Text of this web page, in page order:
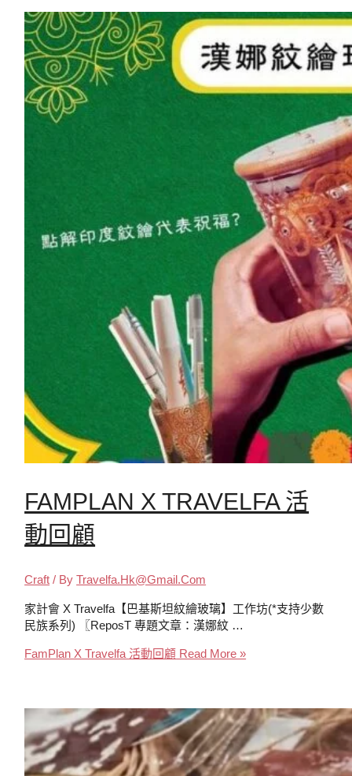
FAMPLAN X TRAVELFA 活
動回顧
Craft / ByTravelfa.hk@gmail.com
家計會 X Travelfa【巴基斯坦紋繪玻璃】工作坊(*支持少數
民族系列) 〖ReposT 專題文章：漢娜紋 …
FamPlan X Travelfa 活動回顧 Read More »